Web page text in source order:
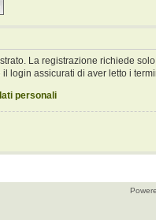
La registrazione richiede
login assicurati di aver letto i
personali